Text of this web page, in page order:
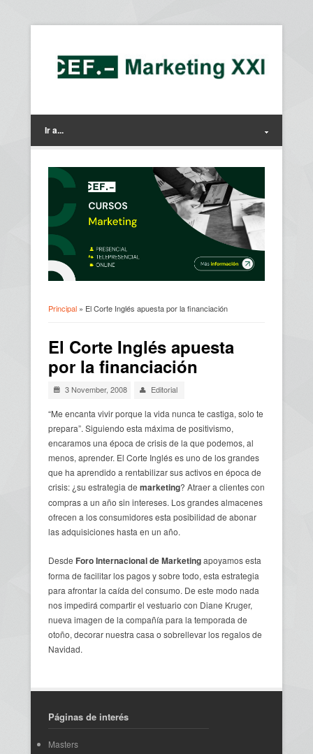
Ir a...
Principal » El Corte Inglés apuesta por la financiación
El Corte Inglés apuesta
por la financiación
3 November, 2008 Editorial
“Me encanta vivir porque la vida nunca te castiga, solo te
prepara”. Siguiendo esta máxima de positivismo,
encaramos una época de crisis de la que podemos, al
menos, aprender. El Corte Inglés es uno de los grandes
que ha aprendido a rentabilizar sus activos en época de
crisis: ¿su estrategia de marketing? Atraer a clientes con
compras a un año sin intereses. Los grandes almacenes
ofrecen a los consumidores esta posibilidad de abonar
las adquisiciones hasta en un año.
Desde Foro Internacional de Marketingapoyamos esta
forma de facilitar los pagos y sobre todo, esta estrategia
para afrontar la caída del consumo. De este modo nada
nos impedirá compartir el vestuario con Diane Kruger,
nueva imagen de la compañía para la temporada de
otoño, decorar nuestra casa o sobrellevar los regalos de
Navidad.
Páginas de interés
Masters